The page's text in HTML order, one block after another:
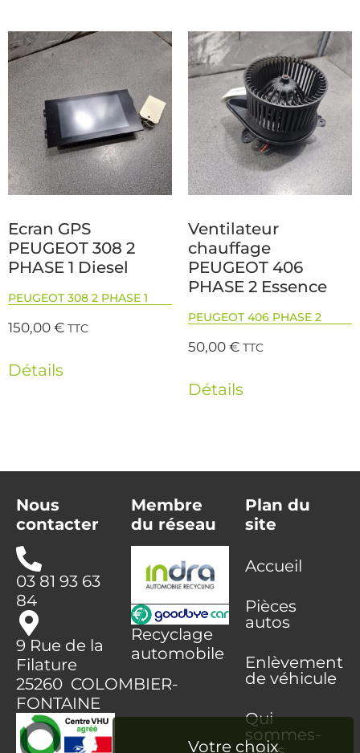
Ecran GPS
PEUGEOT 308 2
PHASE 1 Diesel
PEUGEOT 308 2 PHASE 1
150,00€ TTC
Détails
Ventilateur
chauffage
PEUGEOT 406
PHASE 2 Essence
PEUGEOT 406 PHASE 2
50,00€ TTC
Détails
Nous
contacter
03 81 93 63
84
9 Rue de la
Filature
25260 COLOMBIER-
FONTAINE
Membre
du réseau
Recyclage
automobile
Plan du
site
Accueil
Pièces
autos
Enlèvement
de véhicule
Qui
sommes-